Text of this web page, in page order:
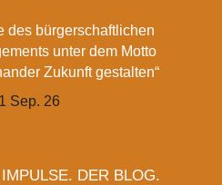
des bürgerschaftlichen
unter dem Motto
Zukunft gestalten“
Sep. 26
DER BLOG.